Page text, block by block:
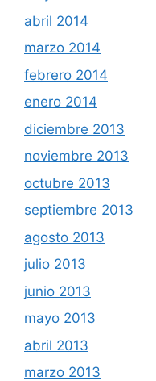
abril 2014
marzo 2014
febrero 2014
enero 2014
diciembre 2013
noviembre 2013
octubre 2013
septiembre 2013
agosto 2013
julio 2013
junio 2013
mayo 2013
abril 2013
marzo 2013